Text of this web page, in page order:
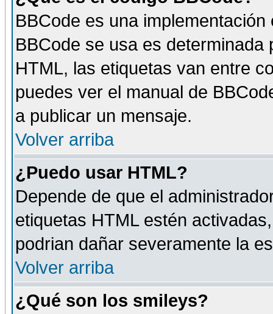
BBCode es una
BBCode se usa es
HTML, las etiquetas van entre
puedes ver el manual de
a publicar un mensaje.
Volver arriba
¿Puedo usar HTML?
Depende de que el
etiquetas HTML estén
podrian dañar severamente la
Volver arriba
¿Qué son los smileys?